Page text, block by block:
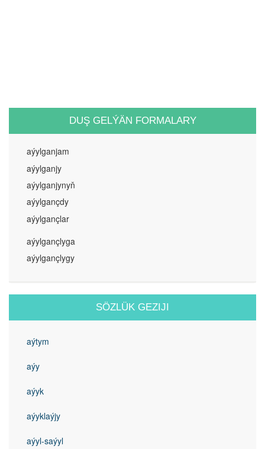
DUŞ GELÝÄN FORMALARY
aýylganjam
aýylganjy
aýylganjynyň
aýylgançdy
aýylgançlar
aýylgançlyga
aýylgançlygy
SÖZLÜK GEZIJI
aýtym
aýy
aýyk
aýyklaýjy
aýyl-saýyl